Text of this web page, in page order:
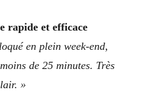
rapide et efficace
en plein week-end,
de 25 minutes. Très
»